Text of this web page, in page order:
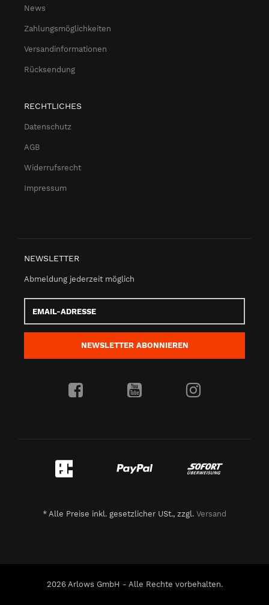
News
Zahlungsmöglichkeiten
Versandinformationen
Rücksendung
RECHTLICHES
Datenschutz
AGB
Widerrufsrecht
Impressum
NEWSLETTER
Abmeldung jederzeit möglich
Adresse
NEWSLETTER ABONNIEREN
* Alle Preise inkl. gesetzlicher USt., zzgl. Versand
2026 Arlows GmbH - Alle Rechte vorbehalten.